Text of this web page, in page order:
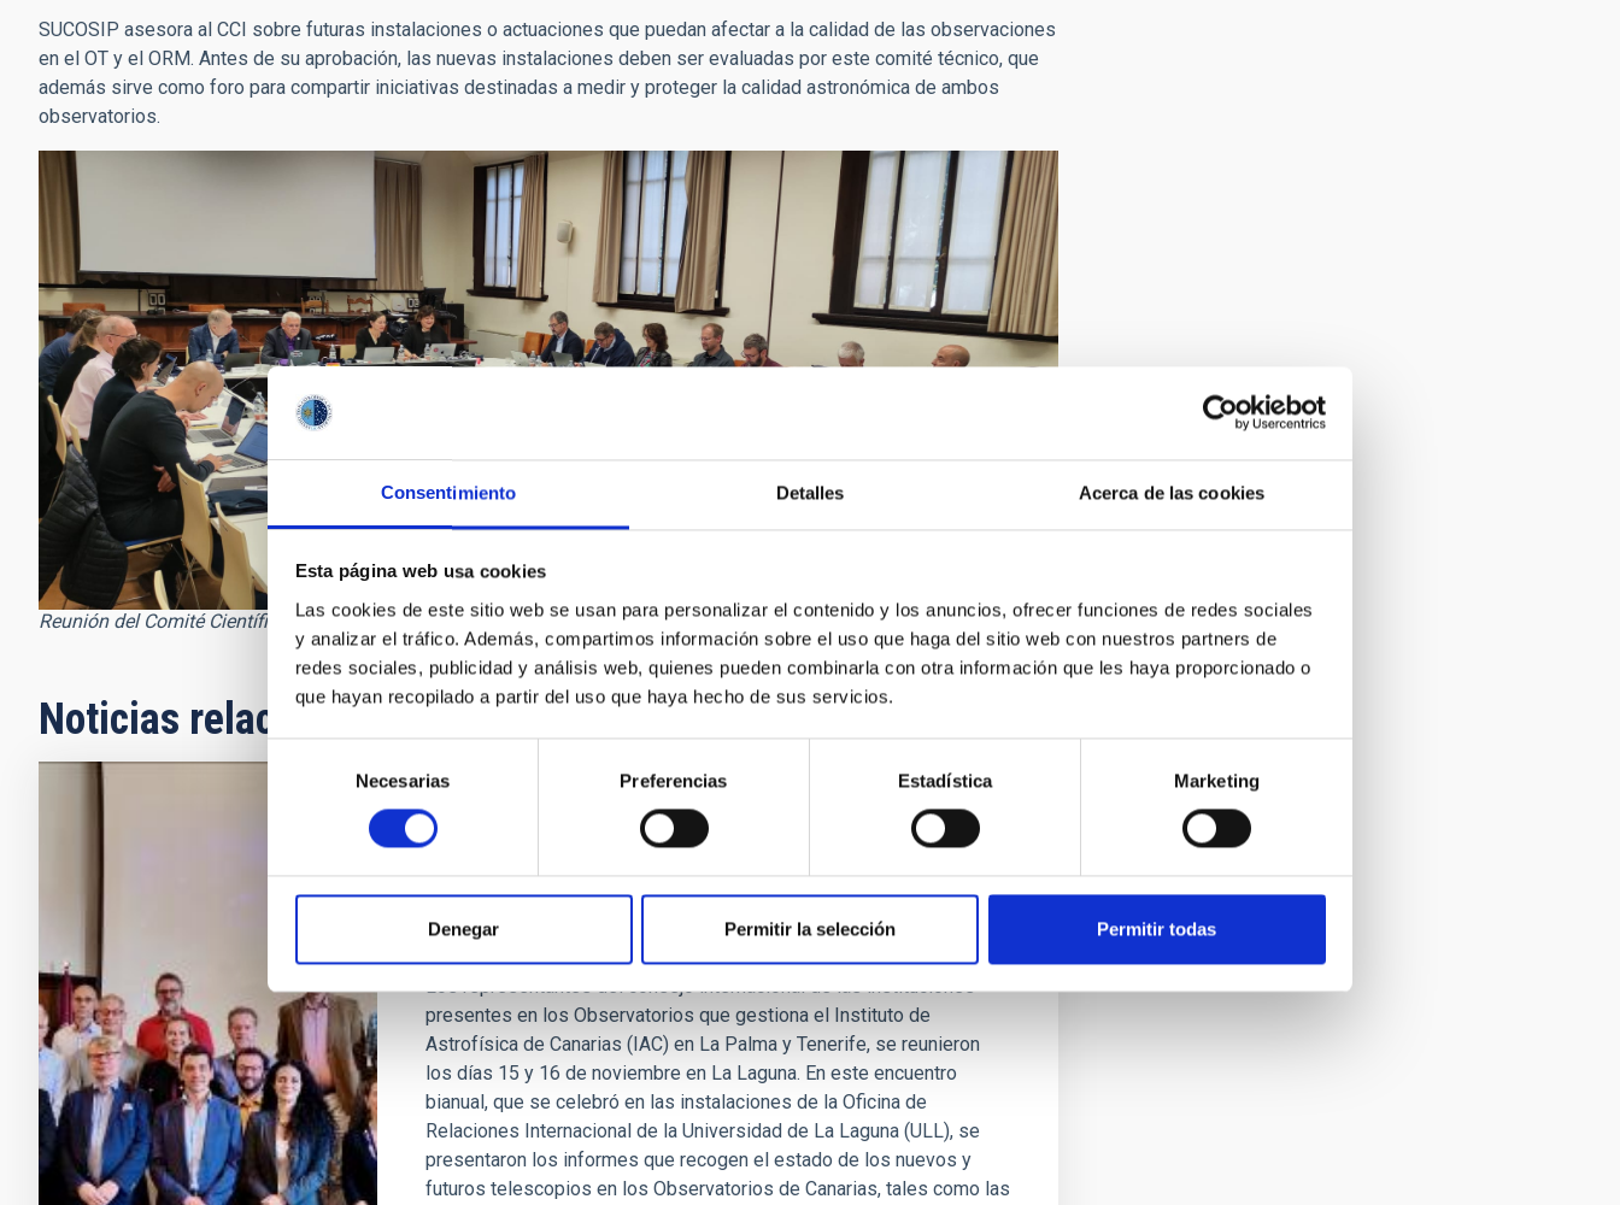
Consentimiento Detalles Acerca de las cookies
Esta página web usa cookies
Las cookies de este sitio web se usan para personalizar el contenido y los anuncios, ofrecer funciones de redes sociales
y analizar el tráfico. Además, compartimos información sobre el uso que haga del sitio web con nuestros partners de
redes sociales, publicidad y análisis web, quienes pueden combinarla con otra información que les haya proporcionado o
que hayan recopilado a partir del uso que haya hecho de sus servicios.
consentimiento
Necesarias Preferencias Estadística Marketing
Denegar Permitir la selección Permitir todas
SUCOSIP asesora al CCI sobre futuras instalaciones o actuaciones que puedan afectar a la calidad de las observaciones
en el OT y el ORM. Antes de su aprobación, las nuevas instalaciones deben ser evaluadas por este comité técnico, que
además sirve como foro para compartir iniciativas destinadas a medir y proteger la calidad astronómica de ambos
observatorios.
Reunión del Comité Científico Internacional (CCI) de los Observatorios de Canarias en Bolonia (Italia)
Noticias relacionadas
FOTONOTICIA
Observatorios de Canarias se reúne en la
Universidad de La Laguna
Los representantes del consejo internacional de las instituciones
presentes en los Observatorios que gestiona el Instituto de
Astrofísica de Canarias (IAC) en La Palma y Tenerife, se reunieron
los días 15 y 16 de noviembre en La Laguna. En este encuentro
bianual, que se celebró en las instalaciones de la Oficina de
Relaciones Internacional de la Universidad de La Laguna (ULL), se
presentaron los informes que recogen el estado de los nuevos y
futuros telescopios en los Observatorios de Canarias, tales como las